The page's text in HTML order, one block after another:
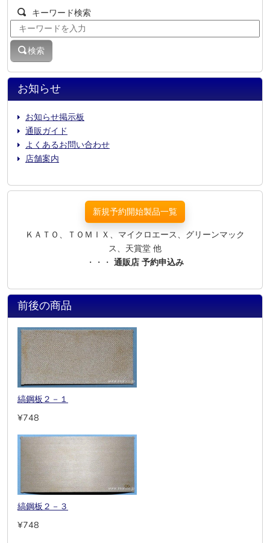
お知らせ
お知らせ掲示板
通販ガイド
よくあるお問い合わせ
店舗案内
キーワード検索
検索
新規予約開始製品一覧
ＫＡＴＯ、ＴＯＭＩＸ、マイクロエース、グリーンマック
ス、天賞堂 他
・・・ 通販店 予約申込み
前後の商品
縞鋼板２－１
¥748
縞鋼板２－３
¥748